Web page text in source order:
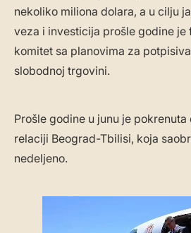
nekoliko miliona dolara, a u cilju
veza i investicija prošle godine je
komitet sa planovima za
slobodnoj trgovini.
Prošle godine u junu je
relaciji Beograd-Tbilisi, koja
nedeljeno.